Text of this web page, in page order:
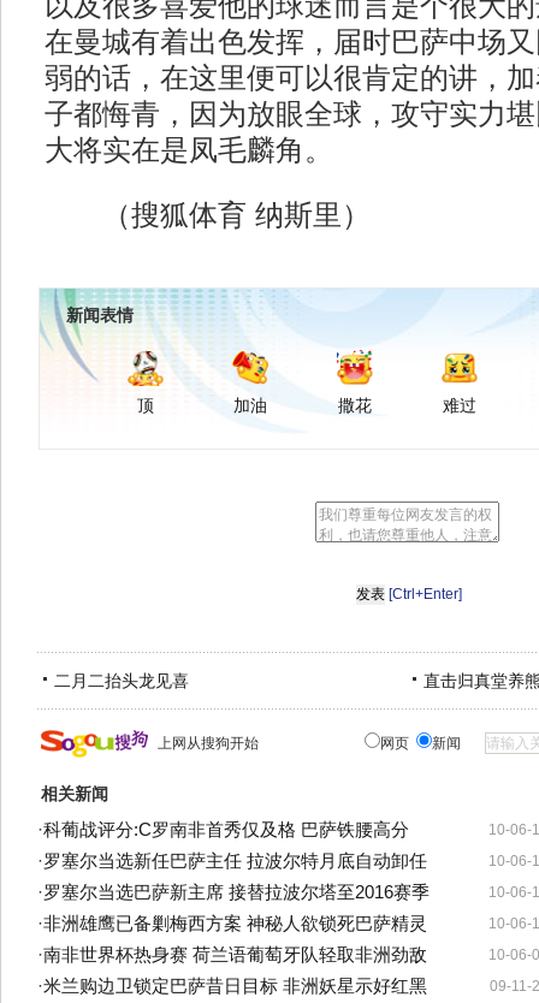
在曼城有着出色发挥，届时巴萨中场
弱的话，在这里便可以很肯定的讲，
子都悔青，因为放眼全球，攻守实力
大将实在是凤毛麟角。
（搜狐体育 纳斯里）
新闻表情
顶 加油 撒花 难过
[Ctrl+Enter]
二月二抬头龙见喜 直击归真堂养
上网从搜狗开始 网页 新闻
相关新闻
10-06-
·科葡战评分:C罗南非首秀仅及格 巴萨铁腰高分
10-06-
·罗塞尔当选新任巴萨主任 拉波尔特月底自动卸任
10-06-
·罗塞尔当选巴萨新主席 接替拉波尔塔至2016赛季
10-06-
·非洲雄鹰已备剿梅西方案 神秘人欲锁死巴萨精灵
10-06-
·南非世界杯热身赛 荷兰语葡萄牙队轻取非洲劲敌
09-11-
·米兰购边卫锁定巴萨昔日目标 非洲妖星示好红黑